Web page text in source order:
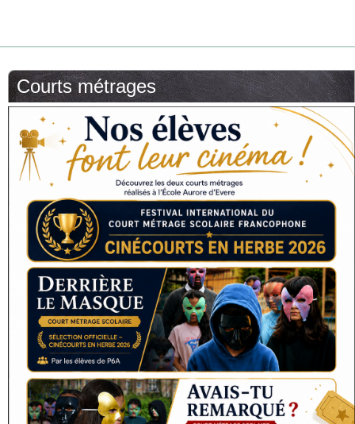
Courts métrages